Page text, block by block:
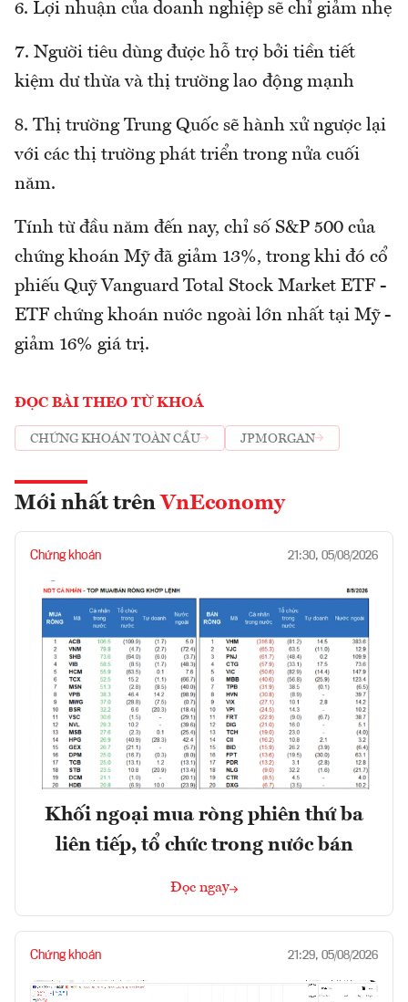
6. Lợi nhuận của doanh nghiệp sẽ chỉ giảm nhẹ
7. Người tiêu dùng được hỗ trợ bởi tiền tiết
kiệm dư thừa và thị trường lao động mạnh
8. Thị trường Trung Quốc sẽ hành xử ngược lại
với các thị trường phát triển trong nửa cuối
năm.
Tính từ đầu năm đến nay, chỉ số S&P 500 của
chứng khoán Mỹ đã giảm 13%, trong khi đó cổ
phiếu Quỹ Vanguard Total Stock Market ETF -
ETF chứng khoán nước ngoài lớn nhất tại Mỹ -
giảm 16% giá trị.
ĐỌC BÀI THEO TỪ KHOÁ
CHỨNG KHOÁN TOÀN CẦU JPMORGAN
Mới nhất trên VnEconomy
Chứng khoán 21:30, 05/08/2026
Khối ngoại mua ròng phiên thứ ba
liên tiếp, tổ chức trong nước bán
Đọc ngay
Chứng khoán 21:29, 05/08/2026